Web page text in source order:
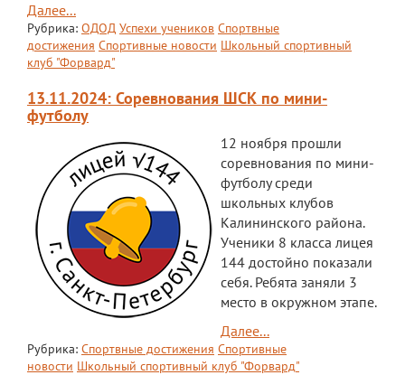
Комиссия по противодействию
коррупции
фактах коррупции
Инновационная деятельность
Центр цифрового образования
"ИнфинITи"
О Центре
Новости
Направления и программы
Далее...
Рубрика: ОДОД Успехи учеников Спортвные
достижения Спортивные новости Школьный спортивный
клуб "Форвард"
13.11.2024: Соревнования ШСК по мини-
футболу
12 ноября прошли
соревнования по мини-
футболу среди
школьных клубов
Калининского района.
Ученики 8 класса лицея
144 достойно показали
себя. Ребята заняли 3
место в окружном этапе.
Далее...
Рубрика: Спортвные достижения Спортивные
новости Школьный спортивный клуб "Форвард"